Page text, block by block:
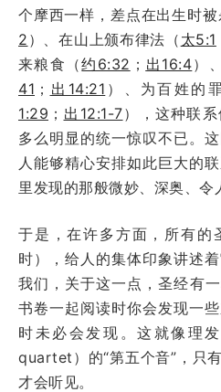
个摩西一样，差点在出生时被
2 ）、在山上颁布律法（ 太5:1
来粮食（约6:32 ； 出16:4）
41 ； 出14:21 ）、为百姓的
1:29 ； 出12:1-7），这种联
多么明显的统一惊叹不已。
人能够精心安排如此巨大的
里发现的那般微妙、深奥、令
于是，在许多方面，所有的
时），给人的集体印象讲述
我们，关于这一点，圣经有
书卷一起阅读时你会发现一
时未必会发现。这就像理
quartet）的“第五个音”，只
才会听见。